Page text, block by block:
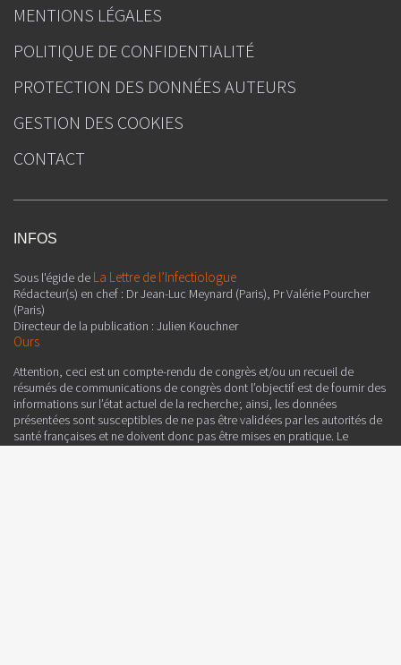
INFOS
Sous l'égide de La Lettre de l’Infectiologue
Rédacteur(s) en chef : Dr Jean-Luc Meynard (Paris), Pr Valérie Pourcher
(Paris)
Directeur de la publication : Julien Kouchner
Ours
Attention, ceci est un compte-rendu de congrès et/ou un recueil de
résumés de communications de congrès dont l’objectif est de fournir des
informations sur l’état actuel de la recherche ; ainsi, les données
présentées sont susceptibles de ne pas être validées par les autorités de
santé françaises et ne doivent donc pas être mises en pratique. Le
MENTIONS LÉGALES
POLITIQUE DE CONFIDENTIALITÉ
PROTECTION DES DONNÉES AUTEURS
GESTION DES COOKIES
CONTACT